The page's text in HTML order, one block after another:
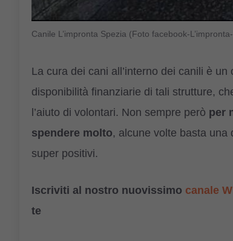
Canile L’impronta Spezia (Foto facebook-
La cura dei cani all’interno dei canili è
disponibilità finanziarie di tali strutture,
l’aiuto di volontari. Non sempre però per
spendere molto, alcune volte basta una
super positivi.
Iscriviti al nostro nuovissimo canale
te